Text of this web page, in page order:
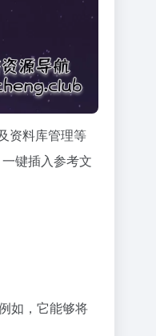
资料库管理等
键插入参考文
如，它能够将